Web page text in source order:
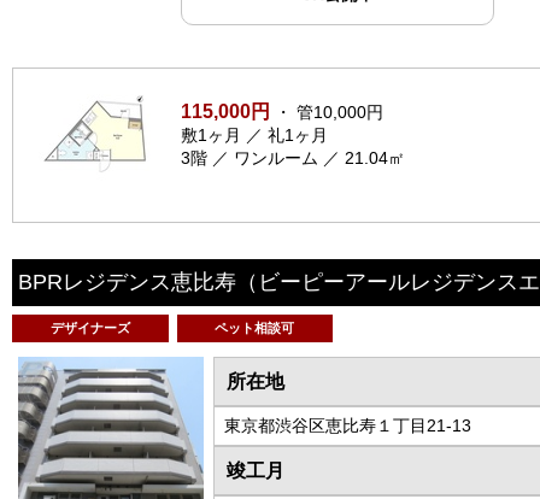
115,000円
・ 管10,000円
敷1ヶ月 ／ 礼1ヶ月
3階 ／ ワンルーム ／ 21.04㎡
BPRレジデンス恵比寿 （ビーピーアールレジデンス
デザイナーズ ペット相談可
所在地
東京都渋谷区恵比寿１丁目21-13
竣工月